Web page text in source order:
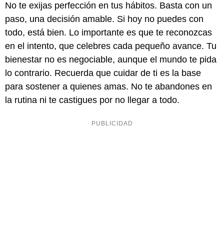
No te exijas perfección en tus hábitos. Basta con un
paso, una decisión amable. Si hoy no puedes con
todo, está bien. Lo importante es que te reconozcas
en el intento, que celebres cada pequeño avance. Tu
bienestar no es negociable, aunque el mundo te pida
lo contrario. Recuerda que cuidar de ti es la base
para sostener a quienes amas. No te abandones en
la rutina ni te castigues por no llegar a todo.